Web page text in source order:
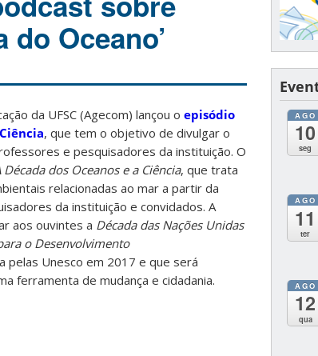
do Oceano’
da UFSC (Agecom) lançou o episódio
, que tem o objetivo de divulgar o
e pesquisadores da instituição. O
Década dos Oceanos e a Ciência, que trata
relacionadas ao mar a partir da
da instituição e convidados. A
aos ouvintes a Década das Nações Unidas
o Desenvolvimento
pelas Unesco em 2017 e que será
ferramenta de mudança e cidadania.
AGO
10
seg
AGO
11
ter
AGO
12
qua